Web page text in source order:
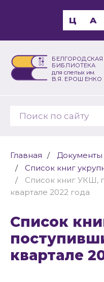
БЕЛГОРОДСКАЯ
БИБЛИОТЕКА
для слепых им.
В.Я. ЕРОШЕНКО
Ц A
Главная Документы
Список книг
Список книг УКШ,
квартале 2022 года
Список книг УКШ,
квартале